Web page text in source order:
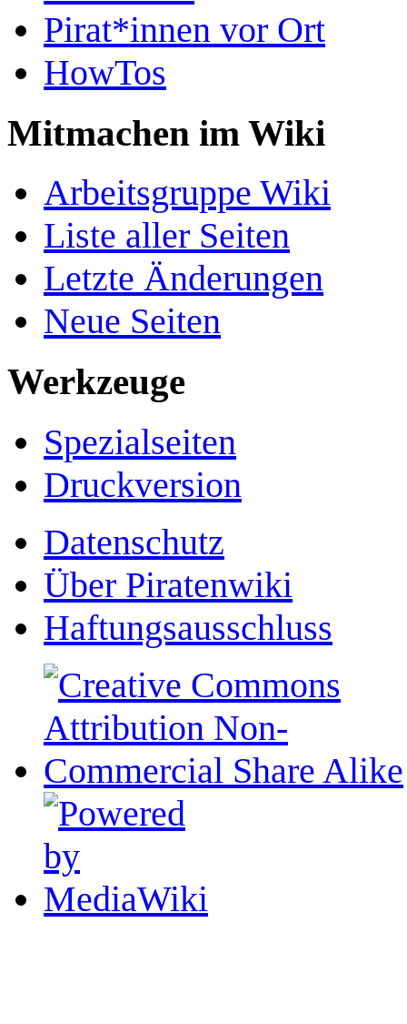
Pirat*innen vor Ort
HowTos
Mitmachen im Wiki
Arbeitsgruppe Wiki
Liste aller Seiten
Letzte Änderungen
Neue Seiten
Werkzeuge
Spezialseiten
Druckversion
Datenschutz
Über Piratenwiki
Haftungsausschluss